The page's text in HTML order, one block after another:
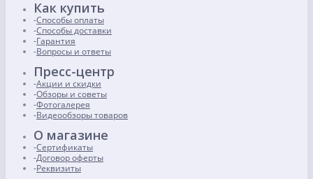
Как купить
Способы оплаты
Способы доставки
Гарантия
Вопросы и ответы
Пресс-центр
Акции и скидки
Обзоры и советы
Фотогалерея
Видеообзоры товаров
О магазине
Сертификаты
Договор оферты
Реквизиты